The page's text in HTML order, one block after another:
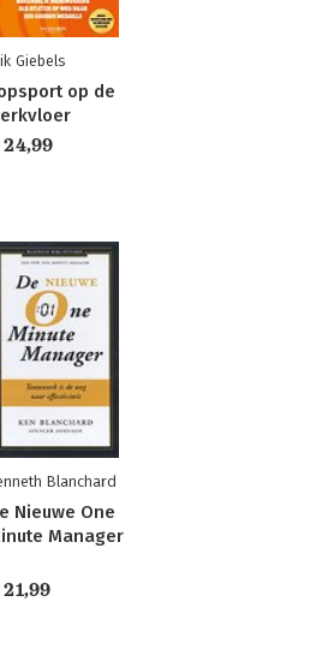
Giebels
op de
Blanchard
Nieuwe One
Manager